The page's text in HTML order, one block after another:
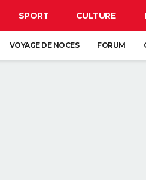
SPORT CULTURE
VOYAGE DE NOCES FORUM